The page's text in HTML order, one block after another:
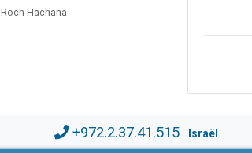
Roch Hachana
+972.2.37.41.515 Israël